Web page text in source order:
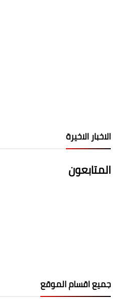
الاخبار الاخيرة
المتابعون
جميع اقسام الموقع